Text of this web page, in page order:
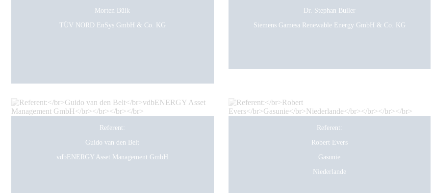
Morten Bülk
TÜV NORD EnSys GmbH & Co. KG
Dr. Stephan Buller
Siemens Gamesa Renewable Energy GmbH & Co. KG
Referent:
Guido van den Belt
vdbENERGY Asset Management GmbH
Referent:
Robert Evers
Gasunie
Niederlande